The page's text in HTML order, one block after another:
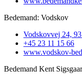
Bedemand: Vodskov
Vodskovvej 24,
+45 23 11 15 66
www.vodskov-
Bedemand Kent